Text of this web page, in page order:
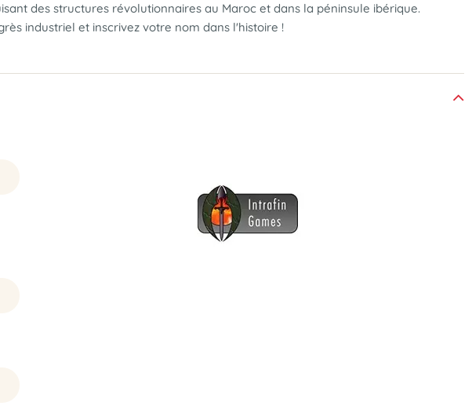
des structures révolutionnaires au Maroc et dans la péninsule ibérique.
industriel et inscrivez votre nom dans l'histoire !